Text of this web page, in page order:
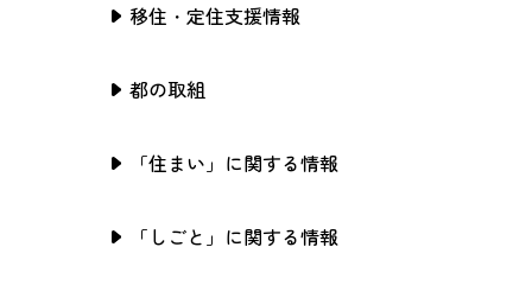
移住・定住支援情報
都の取組
「住まい」に関する情報
「しごと」に関する情報